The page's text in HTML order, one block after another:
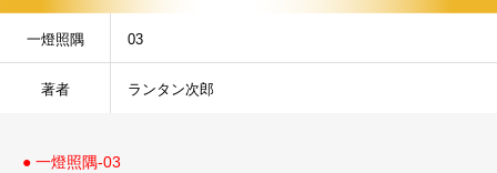
一燈照隅 03
著者 ランタン次郎
● 一燈照隅-03